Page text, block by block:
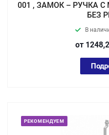
001 , ЗАМОК – РУЧКА
БЕЗ
В
от
РЕКОМЕНДУЕМ